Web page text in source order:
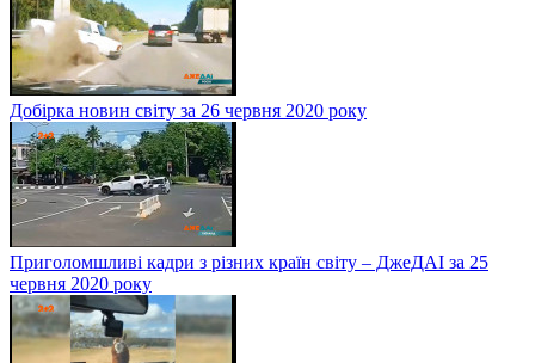
Добірка новин світу за 26 червня 2020 року
Приголомшливі кадри з різних країн світу – ДжеДАІ за 25
червня 2020 року